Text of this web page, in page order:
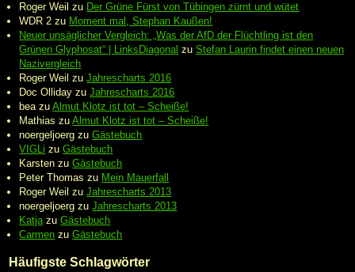
Roger Weil zu Der Grüne Fürst von Tübingen zürnt und wütet
WDR 2 zu Moment mal, Stephan Kaußen!
Neuer unsäglicher Vergleich: „Was der AfD der Flüchtling ist den
Grünen Glyphosat“ | LinksDiagonal zuStefan Laurin findet einen neuen
Nazivergleich
Roger Weil zuJahrescharts 2016
Doc Olliday zuJahrescharts 2016
beazuAlmut Klotz ist tot – Scheiße!
Mathias zuAlmut Klotz ist tot – Scheiße!
noergeljoerg zuGästebuch
VIGLi zuGästebuch
Karsten zuGästebuch
Peter Thomas zu Mein Mauerfall
Roger Weil zuJahrescharts 2013
noergeljoerg zuJahrescharts 2013
KatjazuGästebuch
Carmen zuGästebuch
Häufigste Schlagwörter